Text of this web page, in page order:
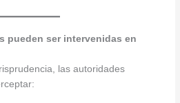
pueden ser intervenidas en
las autoridades